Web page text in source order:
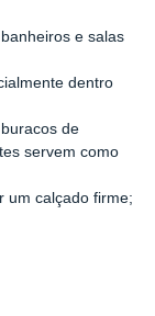
e salas
dentro
de
servem como
um calçado firme;